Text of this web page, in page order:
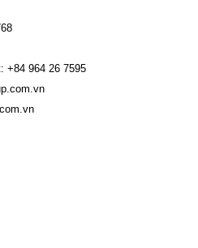
+84 964 26 7595